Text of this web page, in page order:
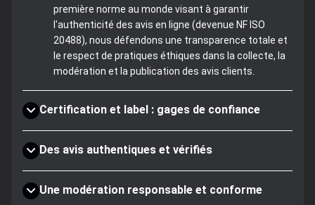
première norme au monde visant à garantir
l'authenticité des avis en ligne (devenue NF ISO
20488), nous défendons une transparence totale et
le respect de pratiques éthiques dans la collecte, la
modération et la publication des avis clients.
Certification et label : gages de confiance
Des avis authentiques et vérifiés
Une modération responsable et conforme